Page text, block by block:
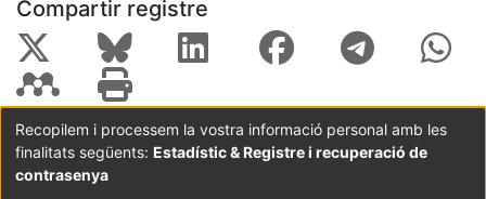
Compartir registre
Coordinació:CRAI UB Avís legal
Metadades
subjectes a:
Recopilem i processem la vostra informació personal amb les
finalitats següents: Estadístic & Registre i recuperació de
contrasenya